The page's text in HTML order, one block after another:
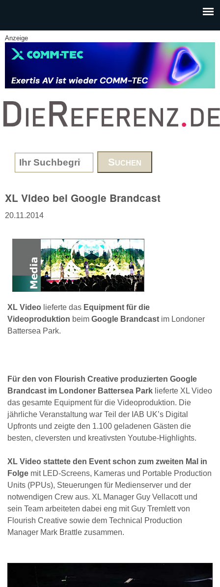
Anzeige
www.DieReferenz.de
Search form
XL Video bei Google Brandcast
20.11.2014
XL Video lieferte das Equipment für die
Videoproduktion beim Google Brandcast im Londoner
Battersea Park.
Für den von Flourish Creative produzierten Google
Brandcast im Londoner Battersea Park lieferte XL Video
das gesamte Equipment für die Videoproduktion. Die
jährliche Veranstaltung war Teil der IAB UK’s Digital
Upfronts und zeigte den 1.100 geladenen Gästen die
besten, cleversten und kreativsten Youtube-Highlights.
XL Video stattete den Event schon zum zweiten Mal in
Folge mit LED-Screens, Kameras und Portable Production
Units (PPUs), Steuerungen für Medienserver und der
notwendigen Crew aus. XL Manager Guy Vellacott und
sein Team arbeiteten dabei eng mit Guy Tremlett von
Flourish Creative sowie dem Technical Production
Manager Mark Brattle zusammen.